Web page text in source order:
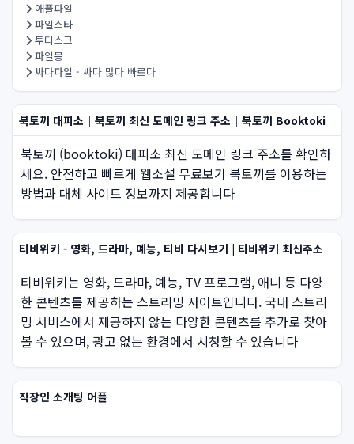
애플파일
파일스타
투디스크
파일몽
싸다파일 - 싸다 많다 빠르다
북토끼 대피소｜북토끼 최신 도메인 링크 주소｜북토끼 Booktoki
북토끼 (booktoki) 대피소 최신 도메인 링크 주소를 확인하
세요. 안전하고 빠르게 웹소설 무료보기 북토끼를 이용하는
방법과 대체 사이트 정보까지 제공합니다
티비위키 - 영화, 드라마, 예능, 티비 다시보기 | 티비위키 최신주소
티비위키는 영화, 드라마, 예능, TV 프로그램, 애니 등 다양
한 콘텐츠를 제공하는 스트리밍 사이트입니다. 국내 스트리
밍 서비스에서 제공하지 않는 다양한 콘텐츠를 추가로 찾아
볼 수 있으며, 광고 없는 환경에서 시청할 수 있습니다
직장인 소개팅 어플